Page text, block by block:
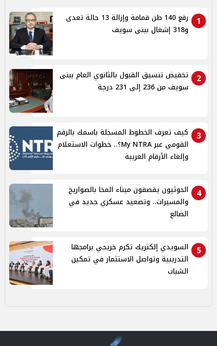
1
رفع 140 طن قمامة وإزالة 13 حالة تعدى
و318 إشغال ببنى سويف
2
تخفيض تنسيق القبول بالثانوي العام ببنى
سويف من 236 إلى 231 درجة
3
كيف تعرف الخطوط المسجلة باسمك بالرقم
القومي عبر My NTRA؟.. خطوات الاستعلام
وإلغاء الأرقام الغريبة
4
الحوثيون يقصفون ميناء المخا بالصواريخ
والمسيرات.. وتصعيد عسكري جديد في
الضالع
5
السويدي إلكتريك تكرم خريجي برامجها
التدريبية وتواصل الاستثمار في تمكين
الشباب